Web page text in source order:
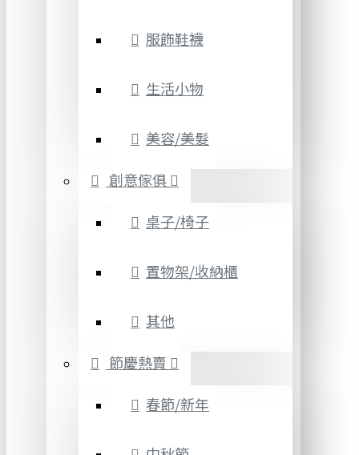
服飾鞋襪
生活小物
美容/美髮
創意傢俱
桌子/椅子
置物架/收納櫃
其他
節慶熱賣
春節/新年